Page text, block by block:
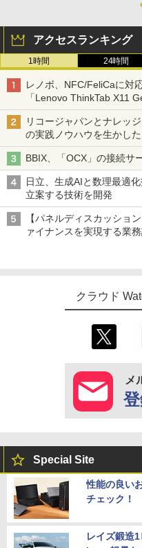
アクセスランキング
1時間 24時間
レノボ、NFC/FeliCaに対
「Lenovo ThinkTab X11
リコージャパンとナレッ
の実践ノウハウを生かし
BBIX、「OCX」の接続サ
日立、生成AIと数理最適
立案する技術を開発
【パネルディスカッショ
ァイナンスを実現する業
クラウド
メ
Special Site
性能の良い
チェック！
レイズ鍛造